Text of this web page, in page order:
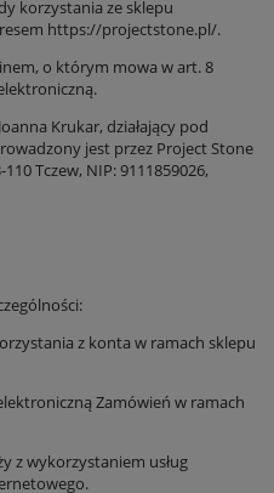
korzystania ze sklepu
https://projectstone.pl/.
o którym mowa w art. 8
Krukar, działający pod
jest przez Project Stone
Tczew, NIP: 9111859026,
z konta w ramach sklepu
Zamówień w ramach
z wykorzystaniem usług